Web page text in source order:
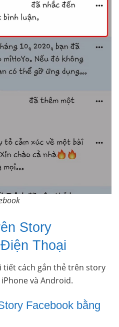
Story
Thoại
tiết cách gắn thẻ trên story
và Android.
Facebook bằng